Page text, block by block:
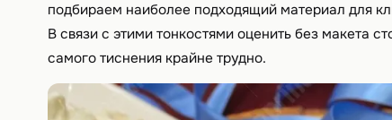
подбираем наиболее подходящий материал для
В связи с этими тонкостями оценить без макета
самого тиснения крайне трудно.